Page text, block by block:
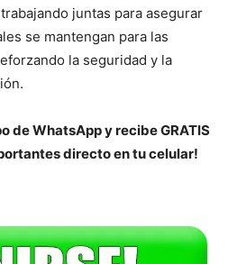
juntas para asegurar
se mantengan para las
la seguridad y la
de WhatsApp y recibe GRATIS
directo en tu celular!